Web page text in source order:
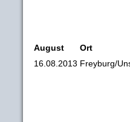
August Ort
16.08.2013 Freyburg/